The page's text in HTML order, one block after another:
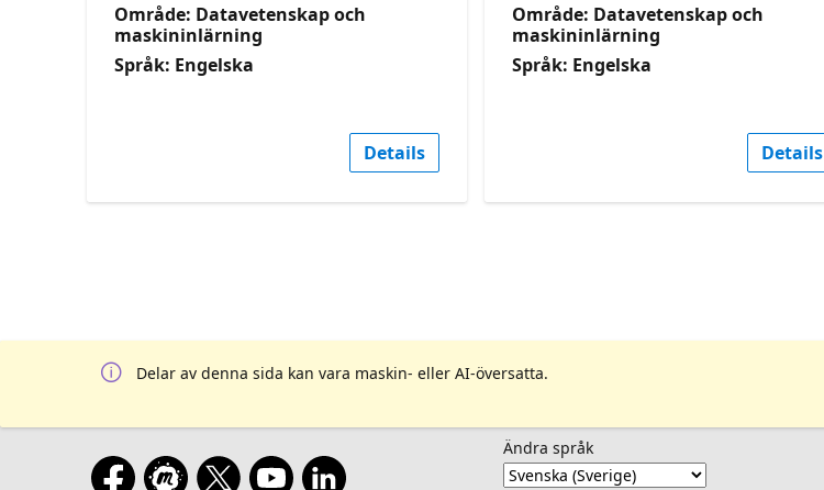
Område: Datavetenskap och
maskininlärning
Språk: Engelska
Details
Område: Datavetenskap och
maskininlärning
Språk: Engelska
Details
Delar av denna sida kan vara maskin- eller AI-översatta.
Ändra språk